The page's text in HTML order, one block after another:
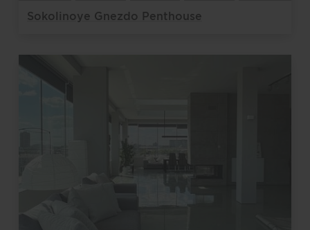
Sokolinoye Gnezdo Penthouse